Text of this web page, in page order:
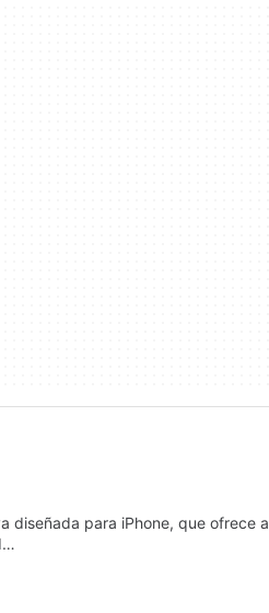
diseñada para iPhone, que ofrece a